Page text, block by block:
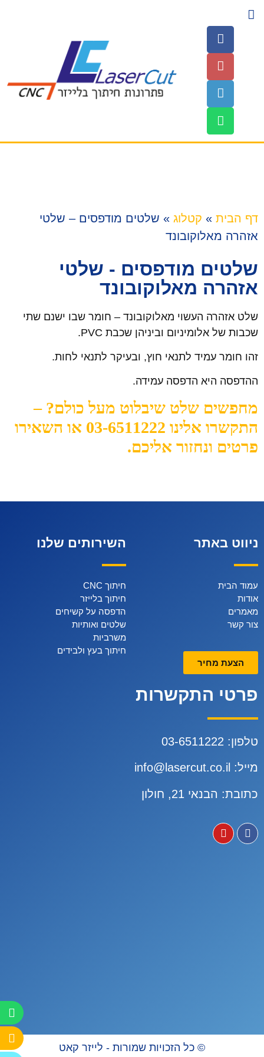
דף הבית » קטלוג » שלטים מודפסים – שלטי
אזהרה מאלוקובונד
שלטים מודפסים - שלטי
אזהרה מאלוקובונד
שלט אזהרה העשוי מאלוקובונד – חומר שבו ישנם שתי
שכבות של אלומיניום וביניהן שכבת PVC.
זהו חומר עמיד לתנאי חוץ, ובעיקר לתנאי לחות.
ההדפסה היא הדפסה עמידה.
מחפשים שלט שיבלוט מעל כולם? –
התקשרו אלינו 03-6511222 או השאירו
פרטים ונחזור אליכם.
ניווט באתר
עמוד הבית
אודות
מאמרים
צור קשר
הצעת מחיר
השירותים שלנו
חיתוך CNC
חיתוך בלייזר
הדפסה על קשיחים
שלטים ואותיות
משרביות
חיתוך בעץ ולבידים
פרטי התקשרות
טלפון: 03-6511222
מייל: info@lasercut.co.il
כתובת: הבנאי 21, חולון
© כל הזכויות שמורות - לייזר קאט